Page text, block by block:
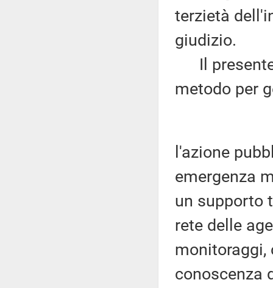
terzietà
giudizio.
Il presente
metodo per
l'azione
emergenza
un supporto
rete delle
conoscenza